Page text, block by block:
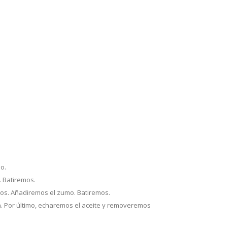
Añadiremos el zumo. Batiremos.
último, echaremos el aceite y removeremos